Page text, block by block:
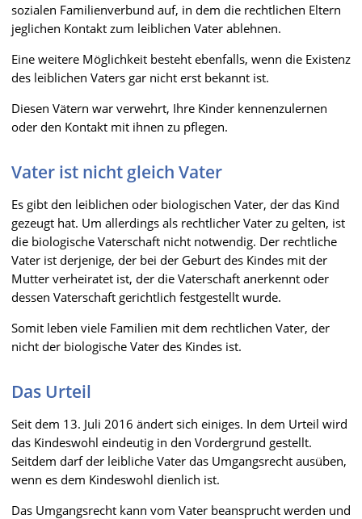
sozialen Familienverbund auf, in dem die rechtlichen Eltern
jeglichen Kontakt zum leiblichen Vater ablehnen.
Eine weitere Möglichkeit besteht ebenfalls, wenn die Existenz
des leiblichen Vaters gar nicht erst bekannt ist.
Diesen Vätern war verwehrt, Ihre Kinder kennenzulernen
oder den Kontakt mit ihnen zu pflegen.
Vater ist nicht gleich Vater
Es gibt den leiblichen oder biologischen Vater, der das Kind
gezeugt hat. Um allerdings als rechtlicher Vater zu gelten, ist
die biologische Vaterschaft nicht notwendig. Der rechtliche
Vater ist derjenige, der bei der Geburt des Kindes mit der
Mutter verheiratet ist, der die Vaterschaft anerkennt oder
dessen Vaterschaft gerichtlich festgestellt wurde.
Somit leben viele Familien mit dem rechtlichen Vater, der
nicht der biologische Vater des Kindes ist.
Das Urteil
Seit dem 13. Juli 2016 ändert sich einiges. In dem Urteil wird
das Kindeswohl eindeutig in den Vordergrund gestellt.
Seitdem darf der leibliche Vater das Umgangsrecht ausüben,
wenn es dem Kindeswohl dienlich ist.
Das Umgangsrecht kann vom Vater beansprucht werden und